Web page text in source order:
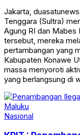
Jakarta,
Tenggara (Sultra)
Agung RI dan Mabes
tersebut, mereka
pertambangan yang
Kabupaten Konawe
massa menyoroti
yang berlangsung di
Nasional